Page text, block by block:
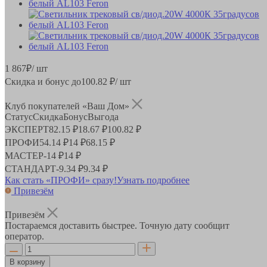
1 867₽/ шт
Скидка и бонус до100.82 ₽/ шт
Клуб покупателей «Ваш Дом»
СтатусСкидкаБонусВыгода
ЭКСПЕРТ82.15 ₽18.67 ₽100.82 ₽
ПРОФИ54.14 ₽14 ₽68.15 ₽
МАСТЕР-14 ₽14 ₽
СТАНДАРТ-9.34 ₽9.34 ₽
Как стать «ПРОФИ» сразу!Узнать подробнее
Привезём
Привезём
Постараемся доставить быстрее. Точную дату сообщит
оператор.
В корзину